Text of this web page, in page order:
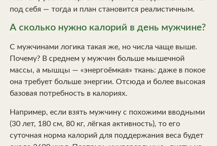
под себя — тогда и план становится реалистичным.
А сколько нужно калорий в день мужчине?
С мужчинами логика такая же, но числа чаще выше.
Почему? В среднем у мужчин больше мышечной
массы, а мышцы — «энергоёмкая» ткань: даже в покое
она требует больше энергии. Отсюда и более высокая
базовая потребность в калориях.
Например, если взять мужчину с похожими вводными
(30 лет, 180 см, 80 кг, лёгкая активность), то его
суточная норма калорий для поддержания веса будет